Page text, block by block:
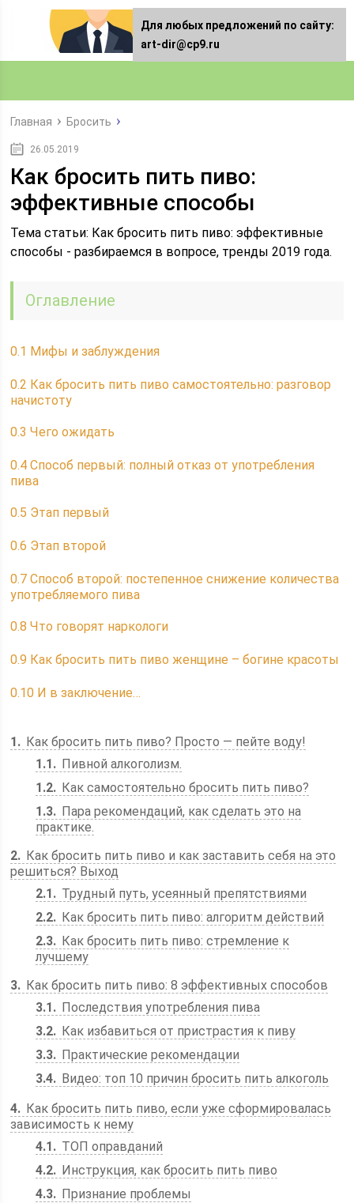
Главная Бросить
26.05.2019
Как бросить пить пиво:
эффективные способы
Тема статьи: Как бросить пить пиво: эффективные
способы - разбираемся в вопросе, тренды 2019 года.
Оглавление
0.1 Мифы и заблуждения
0.2 Как бросить пить пиво самостоятельно: разговор
начистоту
0.3 Чего ожидать
0.4 Способ первый: полный отказ от употребления
пива
0.5 Этап первый
0.6 Этап второй
0.7 Способ второй: постепенное снижение количества
употребляемого пива
0.8 Что говорят наркологи
0.9 Как бросить пить пиво женщине – богине красоты
0.10 И в заключение…
1
Как бросить пить пиво? Просто — пейте воду!
1.1
Пивной алкоголизм.
1.2
Как самостоятельно бросить пить пиво?
1.3
Пара рекомендаций, как сделать это на
практике.
2
Как бросить пить пиво и как заставить себя на это
решиться? Выход
2.1
Трудный путь, усеянный препятствиями
2.2
Как бросить пить пиво: алгоритм действий
2.3
Как бросить пить пиво: стремление к
лучшему
3
Как бросить пить пиво: 8 эффективных способов
3.1
Последствия употребления пива
3.2
Как избавиться от пристрастия к пиву
3.3
Практические рекомендации
3.4
Видео: топ 10 причин бросить пить алкоголь
4
Как бросить пить пиво, если уже сформировалась
зависимость к нему
4.1
ТОП оправданий
4.2
Инструкция, как бросить пить пиво
4.3
Признание проблемы
Для любых предложений по сайту:
art-dir@cp9.ru